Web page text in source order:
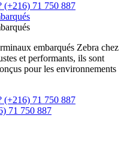
(+216) 71 750 887
embarqués Zebra chez
et performants, ils sont
pour les environnements
(+216) 71 750 887
71 750 887